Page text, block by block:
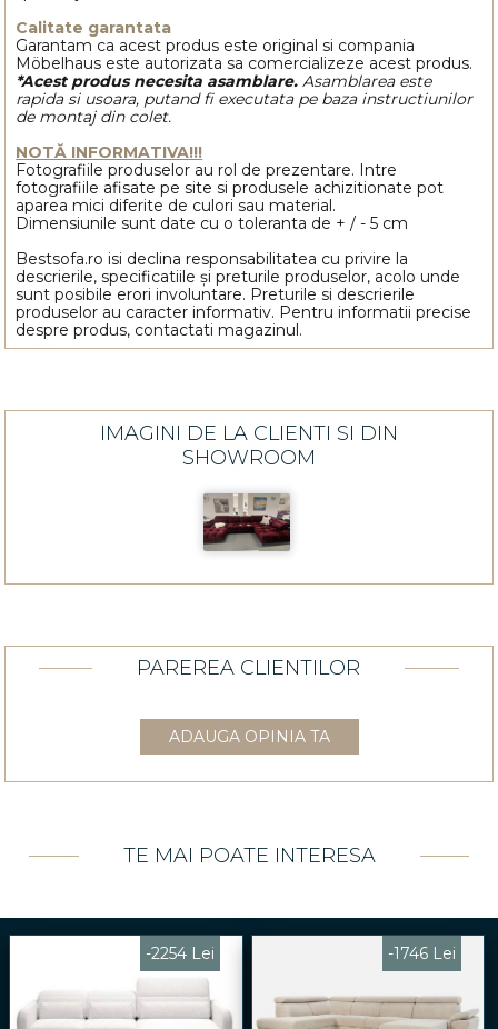
Calitate garantata
Garantam ca acest produs este original si compania
Möbelhaus este autorizata sa comercializeze acest produs.
*Acest produs necesita asamblare.Asamblarea este
rapida si usoara, putand fi executata pe baza instructiunilor
de montaj din colet.
NOTĂ INFORMATIVA!!!
Fotografiile produselor au rol de prezentare. Intre
fotografiile afisate pe site si produsele achizitionate pot
aparea mici diferite de culori sau material.
Dimensiunile sunt date cu o toleranta de + / - 5 cm
Bestsofa.ro isi declina responsabilitatea cu privire la
descrierile, specificatiile și preturile produselor, acolo unde
sunt posibile erori involuntare. Preturile si descrierile
produselor au caracter informativ. Pentru informatii precise
despre produs, contactati magazinul.
IMAGINI DE LA CLIENTI SI DIN
SHOWROOM
PAREREA CLIENTILOR
ADAUGA OPINIA TA
TE MAI POATE INTERESA
-2254 Lei -1746 Lei